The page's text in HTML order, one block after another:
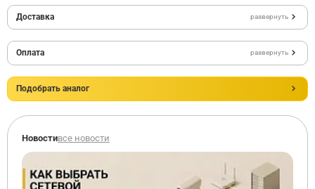
Доставка развернуть
Оплата развернуть
Подобрать аналог
Новостивсе новости